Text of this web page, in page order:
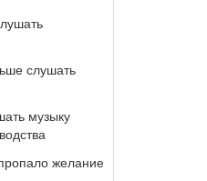
слушать
музыку
желание